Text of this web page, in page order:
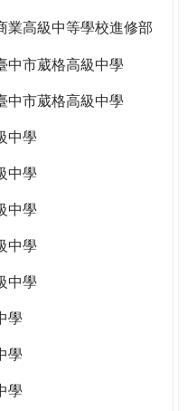
業高級中等學校進修部
中市葳格高級中學
中市葳格高級中學
中學
中學
中學
中學
中學
學
學
學